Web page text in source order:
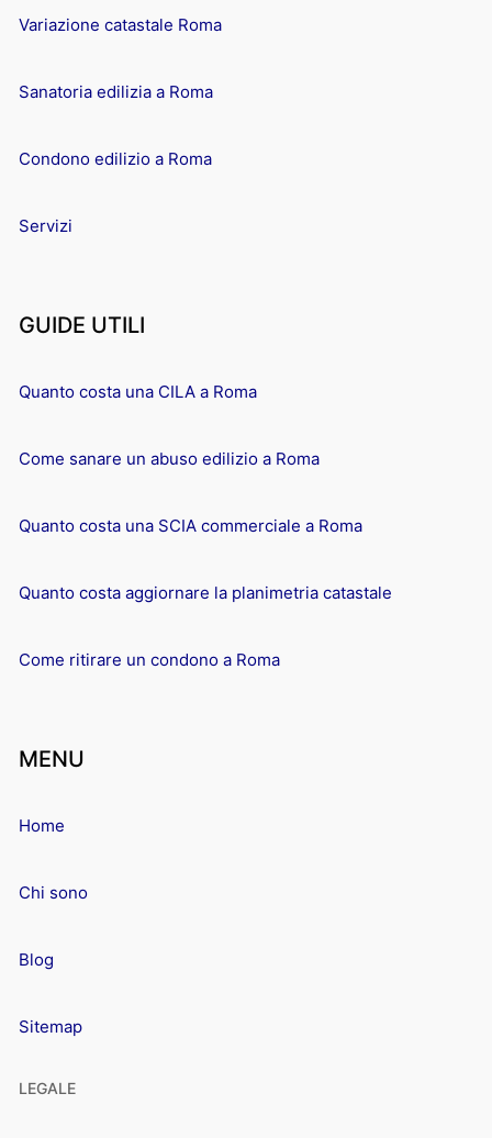
Variazione catastale Roma
Sanatoria edilizia a Roma
Condono edilizio a Roma
Servizi
GUIDE UTILI
Quanto costa una CILA a Roma
Come sanare un abuso edilizio a Roma
Quanto costa una SCIA commerciale a Roma
Quanto costa aggiornare la planimetria catastale
Come ritirare un condono a Roma
MENU
Home
Chi sono
Blog
Sitemap
LEGALE